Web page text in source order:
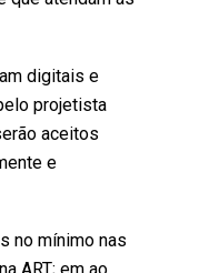
digitais e
projetista
aceitos
e
no mínimo nas
ART; em ao